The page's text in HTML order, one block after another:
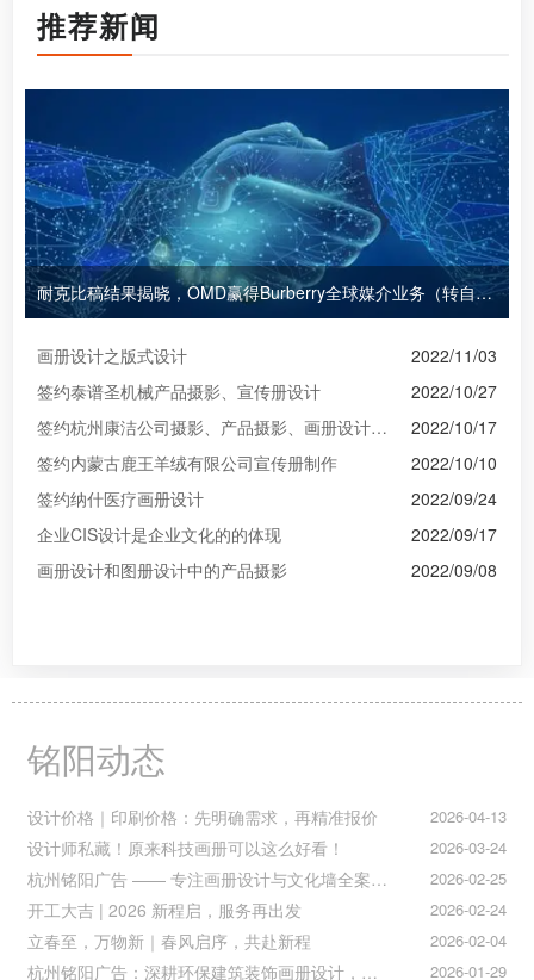
推荐新闻
耐克比稿结果揭晓，OMD赢得Burberry全球媒介业务（转自广告狂人日报）
2022/11/03
画册设计之版式设计
2022/10/27
签约泰谱圣机械产品摄影、宣传册设计
2022/10/17
签约杭州康洁公司摄影、产品摄影、画册设计制作
2022/10/10
签约内蒙古鹿王羊绒有限公司宣传册制作
2022/09/24
签约纳什医疗画册设计
2022/09/17
企业CIS设计是企业文化的的体现
2022/09/08
画册设计和图册设计中的产品摄影
铭阳动态
2026-04-13
设计价格｜印刷价格：先明确需求，再精准报价
2026-03-24
设计师私藏！原来科技画册可以这么好看！
2026-02-25
杭州铭阳广告 —— 专注画册设计与文化墙全案落地
2026-02-24
开工大吉 | 2026 新程启，服务再出发
2026-02-04
立春至，万物新｜春风启序，共赴新程
2026-01-29
杭州铭阳广告：深耕环保建筑装饰画册设计，赋能空间美学与可持续发展